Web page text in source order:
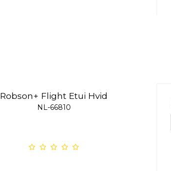
Robson+ Flight Etui Hvid
NL-66810